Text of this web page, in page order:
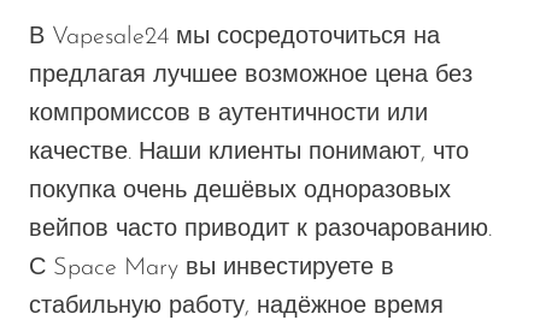
В Vapesale24 мы сосредоточиться на
предлагая лучшее возможное цена без
компромиссов в аутентичности или
качестве. Наши клиенты понимают, что
покупка очень дешёвых одноразовых
вейпов часто приводит к разочарованию.
С Space Mary вы инвестируете в
стабильную работу, надёжное время